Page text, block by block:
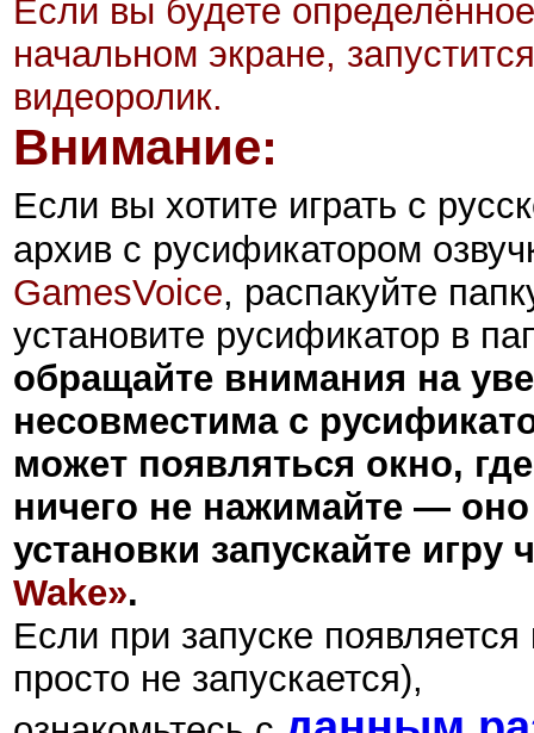
Если вы будете
начальном экране,
видеоролик.
Внимание:
Если вы хотите играть с
архив с русификатором
GamesVoice, распакуйте
установите русификатор в
обращайте внимания на
несовместима с
может появляться окно,
ничего не нажимайте — оно
установки запускайте
Wake».
Если при запуске
просто не запускается),